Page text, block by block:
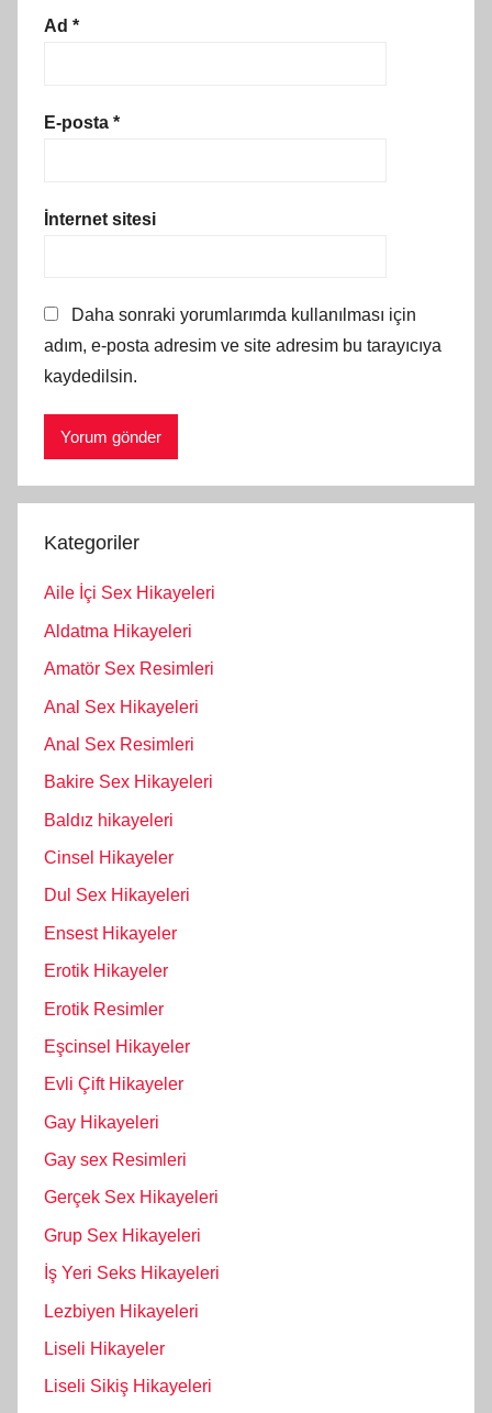
Ad *
E-posta *
İnternet sitesi
Daha sonraki yorumlarımda kullanılması için
adım, e-posta adresim ve site adresim bu tarayıcıya
kaydedilsin.
Kategoriler
Aile İçi Sex Hikayeleri
Aldatma Hikayeleri
Amatör Sex Resimleri
Anal Sex Hikayeleri
Anal Sex Resimleri
Bakire Sex Hikayeleri
Baldız hikayeleri
Cinsel Hikayeler
Dul Sex Hikayeleri
Ensest Hikayeler
Erotik Hikayeler
Erotik Resimler
Eşcinsel Hikayeler
Evli Çift Hikayeler
Gay Hikayeleri
Gay sex Resimleri
Gerçek Sex Hikayeleri
Grup Sex Hikayeleri
İş Yeri Seks Hikayeleri
Lezbiyen Hikayeleri
Liseli Hikayeler
Liseli Sikiş Hikayeleri